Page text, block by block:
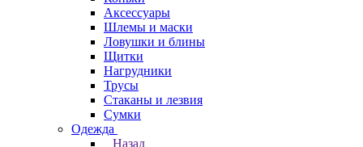
Аксессуары
Шлемы и маски
Ловушки и блины
Щитки
Нагрудники
Трусы
Стаканы и лезвия
Сумки
Одежда
Назад